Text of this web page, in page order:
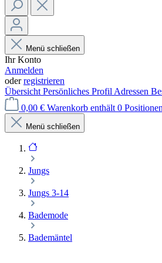
Menü schließen
Ihr Konto
Anmelden
oderregistrieren
Übersicht Persönliches Profil Adressen
0,00 € Warenkorb enthält 0
Menü schließen
Jungs
Jungs 3-14
Bademode
Bademäntel